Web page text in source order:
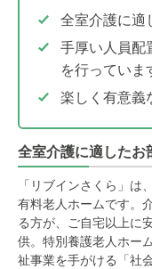
全室介護に適
手厚い人員配
を行っていま
楽しく有意義
全室介護に適したお
「リブインさくら」は
有料老人ホームです。
る方が、ご自宅以上に
供。特別養護老人ホー
祉事業を手がける「社